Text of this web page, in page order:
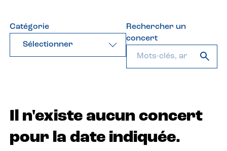
Catégorie
Sélectionner
Rechercher un
concert
Il n'existe aucun concert
pour la date indiquée.